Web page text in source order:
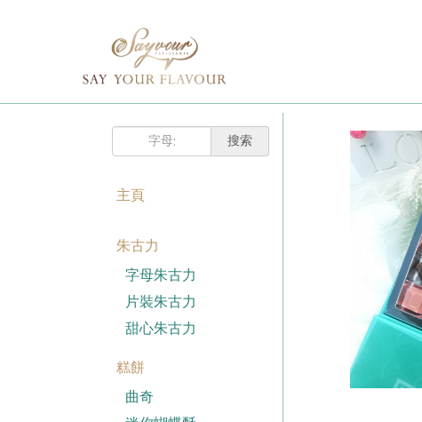
我的賬戶
主頁
朱古力
字母朱古力
片裝朱古力
甜心朱古力
糕餅
曲奇